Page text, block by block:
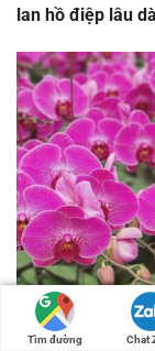
lan hồ điệp lâu
Tìm đường Chat